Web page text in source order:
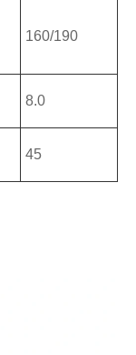
160/190
8.0
45